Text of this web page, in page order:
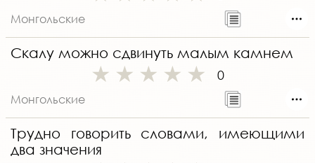
Монгольские
Скалу можно сдвинуть малым камнем
0
Монгольские
Трудно говорить словами, имеющими
два значения